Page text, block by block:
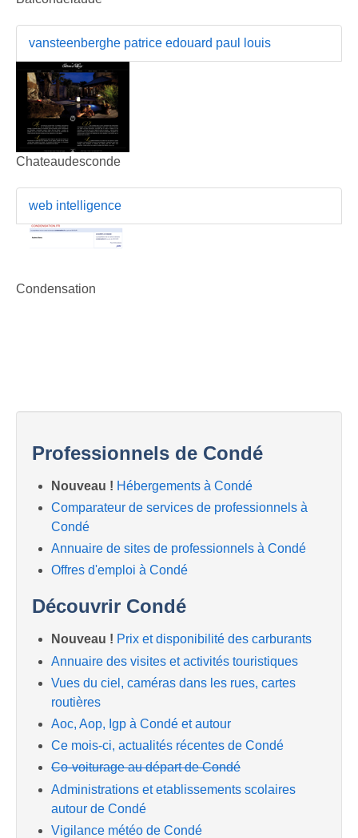
vansteenberghe patrice edouard paul louis
Chateaudesconde
web intelligence
Condensation
Professionnels de Condé
Nouveau ! Hébergements à Condé
Comparateur de services de professionnels à
Condé
Annuaire de sites de professionnels à Condé
Offres d'emploi à Condé
Découvrir Condé
Nouveau ! Prix et disponibilité des carburants
Annuaire des visites et activités touristiques
Vues du ciel, caméras dans les rues, cartes
routières
Aoc, Aop, Igp à Condé et autour
Ce mois-ci, actualités récentes de Condé
Co-voiturage au départ de Condé
Administrations et etablissements scolaires
autour de Condé
Vigilance météo de Condé